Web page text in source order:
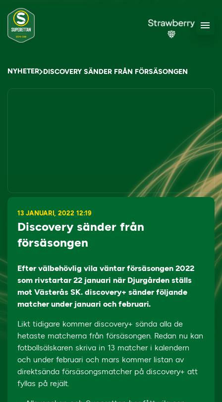
NYHETER DISCOVERY SÄNDER FRÅN FÖRSÄSONGEN
13 JANUARI, 2022 12:19
Discovery sänder från
försäsongen
Efter välbehövlig vila väntar försäsongen 2022
som rivstartar 22 januari när Djurgården ställs
mot Västerås SK. discovery+ sänder följande
matcher under januari och februari.
Likt tidigare kommer discovery+ sända alla de
hetaste matcherna från försäsongen. Redan nu kan
fotbollsälskaren skriva in 13 matcher i kalendern
och under februari och mars kommer listan av
direktsända försäsongsmatcher på discovery+ att
fyllas på rejält.